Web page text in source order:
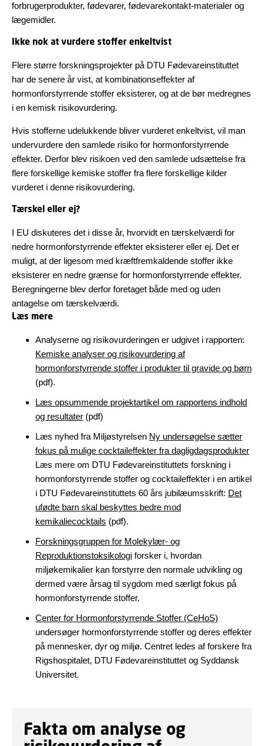
forbrugerprodukter, fødevarer, fødevarekontakt-materialer og
lægemidler.
Ikke nok at vurdere stoffer enkeltvist
Flere større forskningsprojekter på DTU Fødevareinstituttet
har de senere år vist, at kombinationseffekter af
hormonforstyrrende stoffer eksisterer, og at de bør medregnes
i en kemisk risikovurdering.
Hvis stofferne udelukkende bliver vurderet enkeltvist, vil man
undervurdere den samlede risiko for hormonforstyrrende
effekter. Derfor blev risikoen ved den samlede udsættelse fra
flere forskellige kemiske stoffer fra flere forskellige kilder
vurderet i denne risikovurdering.
Tærskel eller ej?
I EU diskuteres det i disse år, hvorvidt en tærskelværdi for
nedre hormonforstyrrende effekter eksisterer eller ej. Det er
muligt, at der ligesom med kræftfremkaldende stoffer ikke
eksisterer en nedre grænse for hormonforstyrrende effekter.
Beregningerne blev derfor foretaget både med og uden
antagelse om tærskelværdi.
Læs mere
Analyserne og risikovurderingen er udgivet i rapporten:
Kemiske analyser og risikovurdering af
hormonforstyrrende stoffer i produkter til gravide og børn
(pdf).
Læs opsummende projektartikel om rapportens indhold
og resultater (pdf)
Læs nyhed fra Miljøstyrelsen Ny undersøgelse sætter
fokus på mulige cocktaileffekter fra dagligdagsprodukter
Læs mere om DTU Fødevareinstituttets forskning i
hormonforstyrrende stoffer og cocktaileffekter i en artikel
i DTU Fødevareinstituttets 60 års jubilæumsskrift: Det
ufødte barn skal beskyttes bedre mod
kemikaliecocktails (pdf).
Forskningsgruppen for Molekylær- og
Reproduktionstoksikologi forsker i, hvordan
miljøkemikalier kan forstyrre den normale udvikling og
dermed være årsag til sygdom med særligt fokus på
hormonforstyrrende stoffer.
Center for Hormonforstyrrende Stoffer (CeHoS)
undersøger hormonforstyrrende stoffer og deres effekter
på mennesker, dyr og miljø. Centret ledes af forskere fra
Rigshospitalet, DTU Fødevareinstituttet og Syddansk
Universitet.
Fakta om analyse og